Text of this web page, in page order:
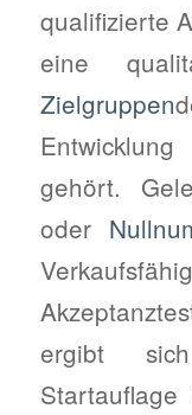
qualifizierte
eine
Zielgruppen
gehört.
oder
ergibt